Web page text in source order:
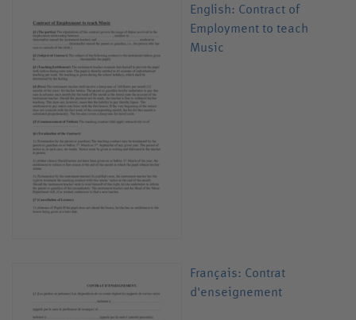
English: Contract of
Employment to teach
Music
Français: Contrat
d'enseignement